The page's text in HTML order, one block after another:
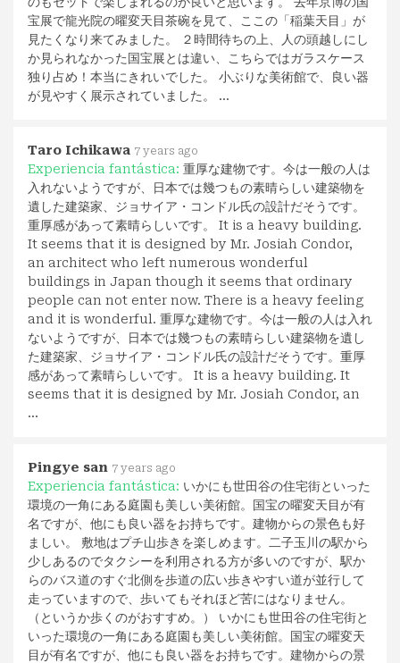
宝展で龍光院の曜変天目茶碗を見て、ここの「稲葉天目」が
見たくなり来てみました。 ２時間待ちの上、人の頭越しにし
か見られなかった国宝展とは違い、こちらではガラスケース
独り占め！本当にきれいでした。 小ぶりな美術館で、良い器
が見やすく展示されていました。 …
Taro Ichikawa 7 years ago
Experiencia fantástica: 重厚な建物です。今は一般の人は
入れないようですが、日本では幾つもの素晴らしい建築物を
遺した建築家、ジョサイア・コンドル氏の設計だそうです。
重厚感があって素晴らしいです。 It is a heavy building.
It seems that it is designed by Mr. Josiah Condor,
an architect who left numerous wonderful
buildings in Japan though it seems that ordinary
people can not enter now. There is a heavy feeling
and it is wonderful. 重厚な建物です。今は一般の人は入れ
ないようですが、日本では幾つもの素晴らしい建築物を遺し
た建築家、ジョサイア・コンドル氏の設計だそうです。重厚
感があって素晴らしいです。 It is a heavy building. It
seems that it is designed by Mr. Josiah Condor, an
…
Pingye san 7 years ago
Experiencia fantástica: いかにも世田谷の住宅街といった
環境の一角にある庭園も美しい美術館。国宝の曜変天目が有
名ですが、他にも良い器をお持ちです。建物からの景色も好
ましい。 敷地はプチ山歩きを楽しめます。二子玉川の駅から
少しあるのでタクシーを利用される方が多いのですが、駅か
らのバス道のすぐ北側を歩道の広い歩きやすい道が並行して
走っていますので、歩いてもそれほど苦にはなりません。
（というか歩くのがおすすめ。） いかにも世田谷の住宅街と
いった環境の一角にある庭園も美しい美術館。国宝の曜変天
目が有名ですが、他にも良い器をお持ちです。建物からの景